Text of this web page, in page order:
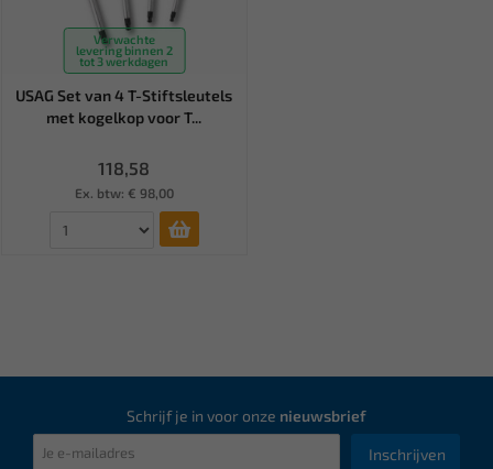
Verwachte
levering binnen 2
tot 3 werkdagen
USAG Set van 4 T-Stiftsleutels
met kogelkop voor T...
118,58
Ex. btw: € 98,00
Schrijf je in voor onze nieuwsbrief
Inschrijven